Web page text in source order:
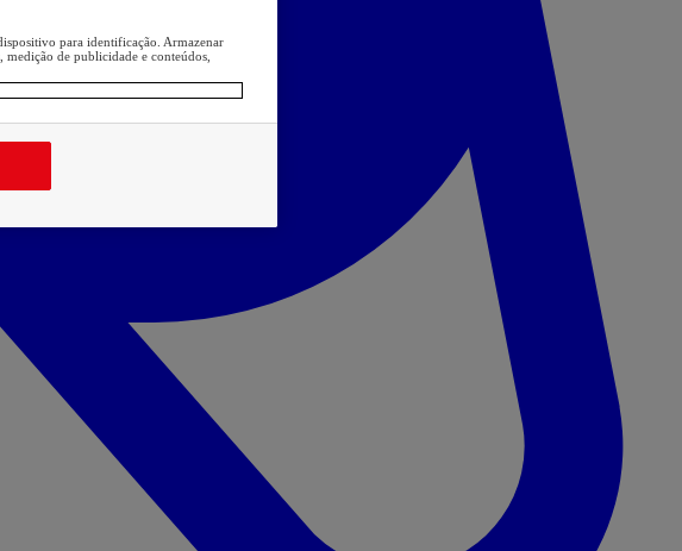
para identificação. Armazenar
de publicidade e conteúdos,